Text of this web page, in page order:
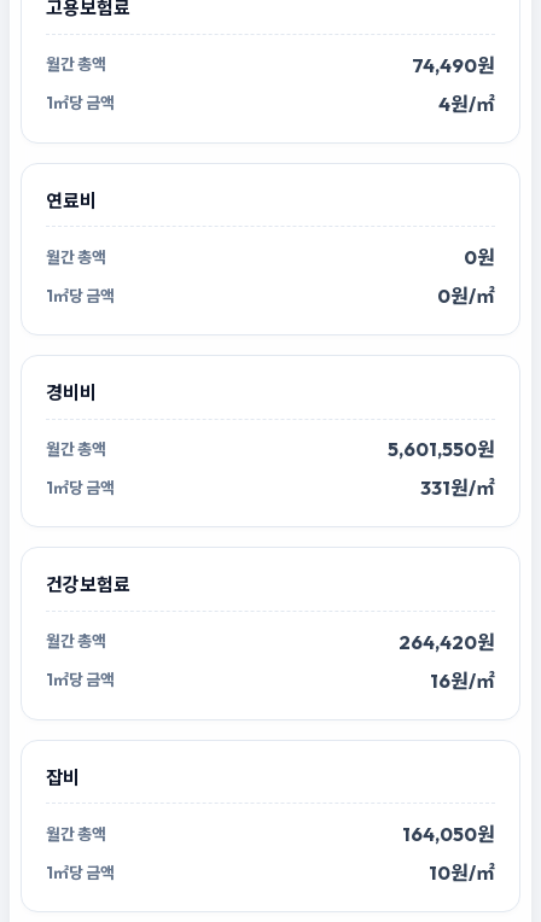
고용보험료
74,490원
4원/㎡
연료비
0원
0원/㎡
경비비
5,601,550원
331원/㎡
건강보험료
264,420원
16원/㎡
잡비
164,050원
10원/㎡